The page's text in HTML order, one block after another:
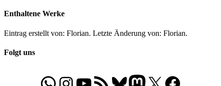
Enthaltene Werke
Eintrag erstellt von: Florian. Letzte Änderung von: Florian.
Folgt uns